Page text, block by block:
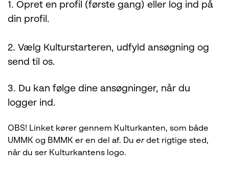
1. Opret en profil (første gang) eller log ind på
din profil.
2. Vælg Kulturstarteren, udfyld ansøgning og
send til os.
3. Du kan følge dine ansøgninger, når du
logger ind.
OBS! Linket kører gennem Kulturkanten, som både
UMMK og BMMK er en del af. Du erdet rigtige sted,
når du ser Kulturkantens logo.